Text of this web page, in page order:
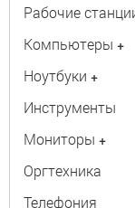
Рабочие
Компьютеры +
Ноутбуки +
Инструменты
Мониторы +
Оргтехника
Телефония